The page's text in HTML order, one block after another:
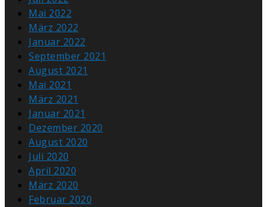
Mai 2022
März 2022
Januar 2022
September 2021
August 2021
Mai 2021
März 2021
Januar 2021
Dezember 2020
August 2020
Juli 2020
April 2020
März 2020
Februar 2020